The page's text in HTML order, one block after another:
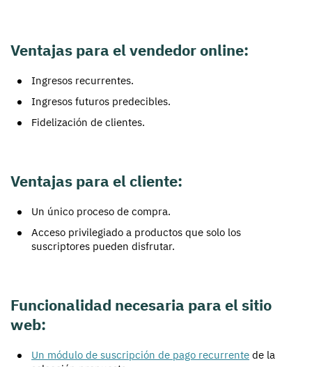
Ventajas para el vendedor online:
Ingresos recurrentes.
Ingresos futuros predecibles.
Fidelización de clientes.
Ventajas para el cliente:
Un único proceso de compra.
Acceso privilegiado a productos que solo los
suscriptores pueden disfrutar.
Funcionalidad necesaria para el sitio
web:
Un módulo de suscripción de pago recurrente de la